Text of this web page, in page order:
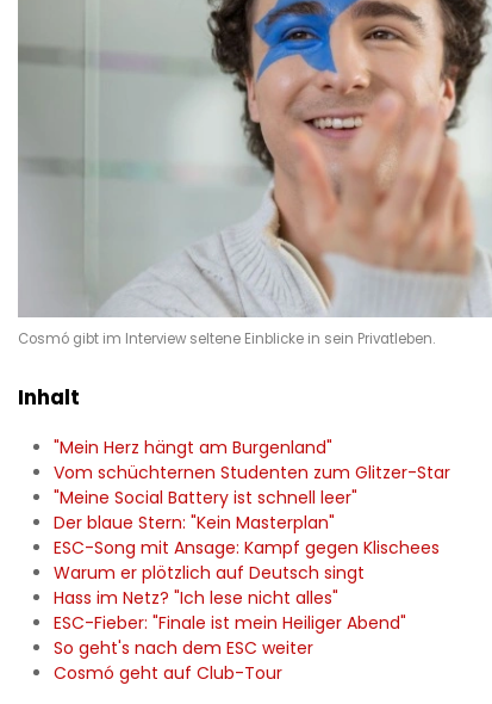
Cosmó gibt im Interview seltene Einblicke in sein Privatleben.
Inhalt
"Mein Herz hängt am Burgenland"
Vom schüchternen Studenten zum Glitzer-Star
"Meine Social Battery ist schnell leer"
Der blaue Stern: "Kein Masterplan"
ESC-Song mit Ansage: Kampf gegen Klischees
Warum er plötzlich auf Deutsch singt
Hass im Netz? "Ich lese nicht alles"
ESC-Fieber: "Finale ist mein Heiliger Abend"
So geht's nach dem ESC weiter
Cosmó geht auf Club-Tour